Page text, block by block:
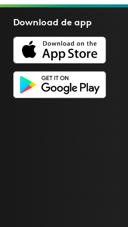
Download deapp